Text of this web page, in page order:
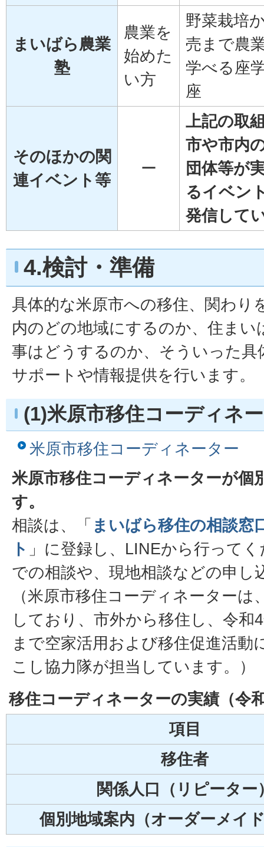
まいばら農業
塾
農業を
始めた
い方
野菜栽培
売まで農
学べる座
座
そのほかの関
連イベント等
ー
上記の取
市や市内
団体等が
るイベン
発信して
4.検討・準備
具体的な米原市への移住、関わり
内のどの地域にするのか、住まい
事はどうするのか、そういった具
サポートや情報提供を行います。
(1)米原市移住コーディネ
米原市移住コーディネーター
米原市移住コーディネーターが個
す。
相談は、「 まいばら移住の相談窓
ト 」に登録し、LINEから行って
での相談や、現地相談などの申し
（米原市移住コーディネーターは
しており、市外から移住し、令和
まで空家活用および移住促進活動
こし協力隊が担当しています。）
移住コーディネーターの実績（令
項目
移住者
関係人口（リピーター
個別地域案内（オーダーメイ